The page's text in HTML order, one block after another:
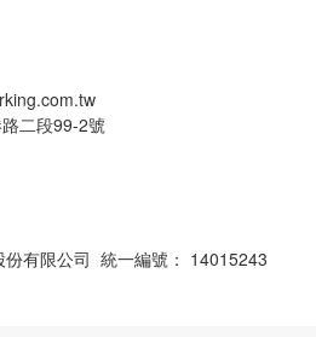
二段99-2號
有限公司 統一編號： 14015243